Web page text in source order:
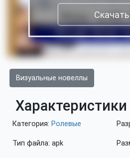
Скачать
Визуальные новеллы
Характеристики
Категория: Ролевые
Тип файла: apk